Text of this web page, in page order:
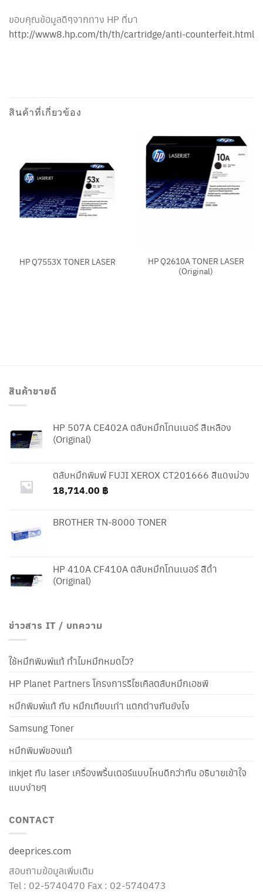
ขอบคุณข้อมูลดีๆจากทาง HP ที่มา
http://www8.hp.com/th/th/cartridge/anti-counterfeit.html
สินค้าที่เกี่ยวข้อง
HP Q7553X TONER LASER
HP Q2610A TONER LASER
(Original)
สินค้าขายดี
HP 507A CE402A ตลับหมึกโทนเนอร์ สีเหลือง
(Original)
ตลับหมึกพิมพ์ FUJI XEROX CT201666 สีแดงม่วง
18,714.00 ฿
BROTHER TN-8000 TONER
HP 410A CF410A ตลับหมึกโทนเนอร์ สีดำ
(Original)
ข่าวสาร IT / บทความ
ใช้หมึกพิมพ์แท้ ทำไมหมึกหมดไว?
HP Planet Partners โครงการรีไซเคิลตลับหมึกเอชพี
หมึกพิมพ์แท้ กับ หมึกเทียบเท่า แตกต่างกันยังไง
Samsung Toner
หมึกพิมพ์ของแท้
inkjet กับ laser เครื่องพริ้นเตอร์แบบไหนดีกว่ากัน อธิบายเข้าใจ
แบบง่ายๆ
CONTACT
deeprices.com
สอบถามข้อมูลเพิ่มเติม
Tel : 02-5740470 Fax : 02-5740473